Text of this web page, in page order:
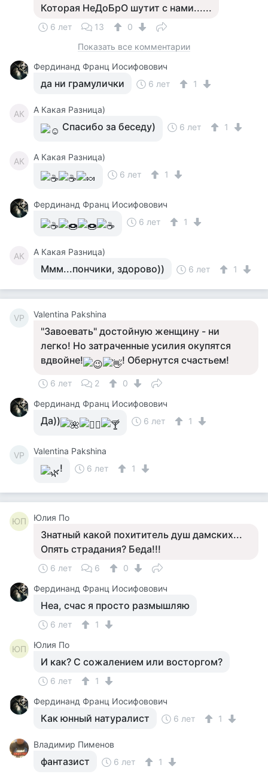
Которая НеДоБрО шутит с нами......
6 лет 13
0
Показать все комментарии
Фердинанд Франц Иосифовович
да ни грамулички 6 лет 1
АК А Какая Разница)
Спасибо за беседу) 6 лет 1
АК
А Какая Разница)
6 лет
1
Фердинанд Франц Иосифовович
6 лет
1
АК А Какая Разница)
Ммм...пончики, здорово)) 6 лет 1
VP Valentina Pakshina
"Завоевать" достойную женщину - ни
легко! Но затраченные усилия окупятся
вдвойне!
! Обернутся счастьем!
6 лет 2
0
Фердинанд Франц Иосифовович
Да)) 6 лет 1
VP Valentina Pakshina
! 6 лет 1
ЮП Юлия По
Знатный какой похититель душ дамских...
Опять страдания? Беда!!!
6 лет 6
0
Фердинанд Франц Иосифовович
Неа, счас я просто размышляю
6 лет 1
ЮП Юлия По
И как? С сожалением или восторгом?
6 лет
1
Фердинанд Франц Иосифовович
Как юнный натуралист 6 лет 1
Владимир Пименов
фантазист 6 лет 1